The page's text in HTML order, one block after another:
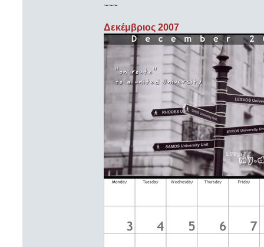
~~~
Δεκέμβριος 2007